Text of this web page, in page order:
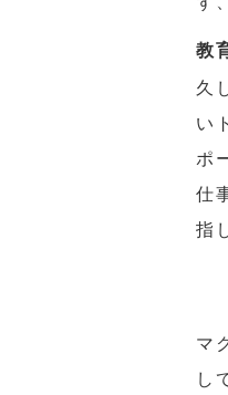
教
久
い
ポ
仕
指
マ
し